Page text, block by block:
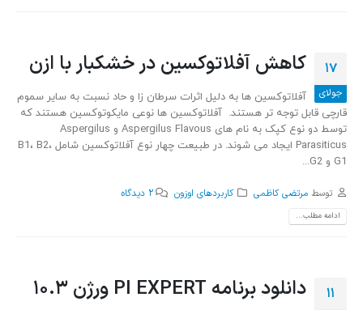
17
جولای
کاهش آفلاتوکسین در خشکبار با ازن
آفلاتوکسین ها به دلیل اثرات سرطان زا و حاد نسبت به سایر سموم
قارچی قابل توجه تر هستند. آفلاتوکسین ها نوعی مایکوتوکسین هستند که
توسط دو نوع کپک به نام های Aspergilus Flavous و Aspergilus
Parasiticus ایجاد می شوند. در طبیعت چهار نوع آفلاتوکسین شامل B1، B2،
G1 و G2...
توسط مرتضی کاظمی کاربردهای اوزون 2 دیدگاه
ادامه مطلب...
11 دانلود برنامه PI EXPERT ورژن 10.3